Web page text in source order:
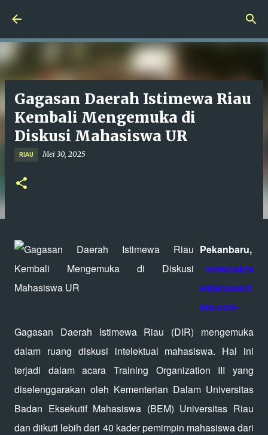
Gagasan Daerah Istimewa Riau
Kembali Mengemuka di
Diskusi Mahasiswa UR
RIAU Mei 30, 2025
Pekanbaru,
newscakra
walanusant
ara.com-
Gagasan Daerah Istimewa Riau (DIR) mengemuka
dalam ruang diskusi intelektual mahasiswa. Hal ini
terjadi dalam acara Training Organization III yang
diselenggarakan oleh Kementerian Dalam Universitas
Badan Eksekutif Mahasiswa (BEM) Universitas Riau
dan diikuti lebih dari 40 kader pemimpin mahasiswa dari